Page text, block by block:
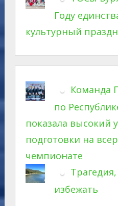
Году
культурный
Команда
по
показала высокий
подготовки на
чемпионате
избежать